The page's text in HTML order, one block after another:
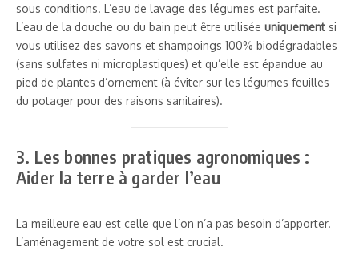
sous conditions. L’eau de lavage des légumes est parfaite.
L’eau de la douche ou du bain peut être utilisée uniquement si
vous utilisez des savons et shampoings 100% biodégradables
(sans sulfates ni microplastiques) et qu’elle est épandue au
pied de plantes d’ornement (à éviter sur les légumes feuilles
du potager pour des raisons sanitaires).
3. Les bonnes pratiques agronomiques :
Aider la terre à garder l’eau
La meilleure eau est celle que l’on n’a pas besoin d’apporter.
L’aménagement de votre sol est crucial.